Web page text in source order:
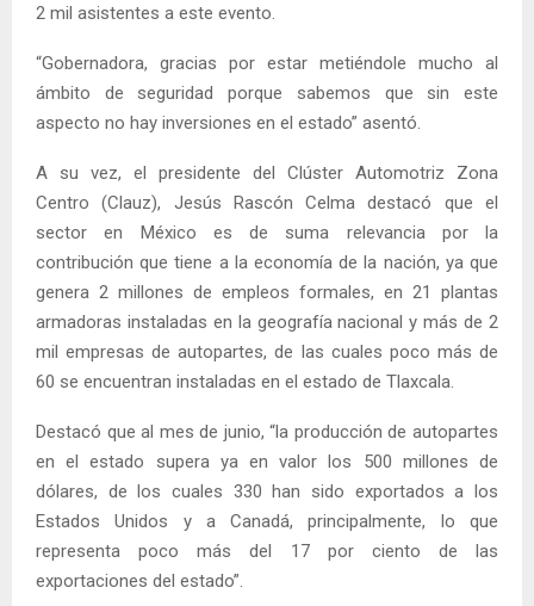
2 mil asistentes a este evento.
“Gobernadora, gracias por estar metiéndole mucho al
ámbito de seguridad porque sabemos que sin este
aspecto no hay inversiones en el estado” asentó.
A su vez, el presidente del Clúster Automotriz Zona
Centro (Clauz), Jesús Rascón Celma destacó que el
sector en México es de suma relevancia por la
contribución que tiene a la economía de la nación, ya que
genera 2 millones de empleos formales, en 21 plantas
armadoras instaladas en la geografía nacional y más de 2
mil empresas de autopartes, de las cuales poco más de
60 se encuentran instaladas en el estado de Tlaxcala.
Destacó que al mes de junio, “la producción de autopartes
en el estado supera ya en valor los 500 millones de
dólares, de los cuales 330 han sido exportados a los
Estados Unidos y a Canadá, principalmente, lo que
representa poco más del 17 por ciento de las
exportaciones del estado”.